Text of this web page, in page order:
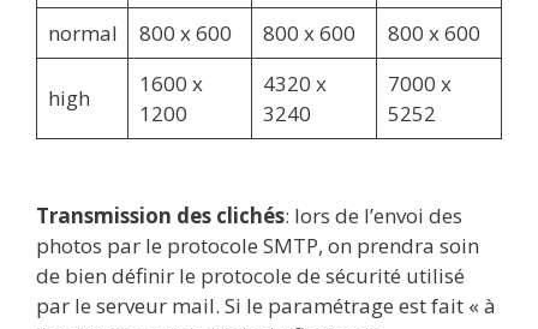
normal
800 x 600 800 x 600 800 x 600
high
1600 x
1200
4320 x
3240
7000 x
5252
Transmission des clichés: lors de l’envoi des
photos par le protocole SMTP, on prendra soin
de bien définir le protocole de sécurité utilisé
par le serveur mail. Si le paramétrage est fait « à